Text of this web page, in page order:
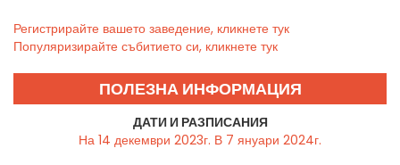
Регистрирайте вашето заведение, кликнете тук
Популяризирайте събитието си, кликнете тук
ПОЛЕЗНА ИНФОРМАЦИЯ
ДАТИ И РАЗПИСАНИЯ
На 14 декември 2023г. В 7 януари 2024г.